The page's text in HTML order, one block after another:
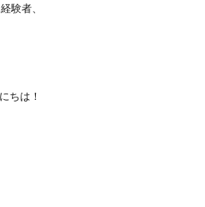
験者、
ちは！